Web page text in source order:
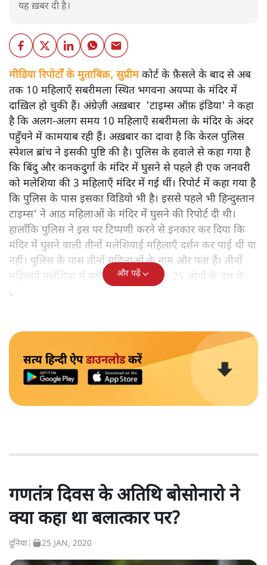
यह ख़बर दी है।
मीडिया रिपोर्टों के मुताबिक़, सुप्रीमकोर्ट के फ़ैसले के बाद से अब
तक 10 महिलाएँ सबरीमला स्थित भगवना अयप्पा के मंदिर में
दाख़िल हो चुकी हैं। अंग्रेज़ी अख़बार 'टाइम्स ऑफ़ इंडिया' ने कहा
है कि अलग-अलग समय 10 महिलाएँ सबरीमला के मंदिर के अंदर
पहुँचने में कामयाब रही हैं। अख़बार का दावा है कि केरल पुलिस
स्पेशल ब्रांच ने इसकी पुष्टि की है। पुलिस के हवाले से कहा गया है
कि बिंदु और कनकदुर्गा के मंदिर में घुसने से पहले ही एक जनवरी
को मलेशिया की 3 महिलाएँ मंदिर में गई थीं। रिपोर्ट में कहा गया है
कि पुलिस के पास इसका विडियो भी है। इससे पहले भी हिन्दुस्तान
टाइम्स' ने आठ महिलाओं के मंदिर में घुसने की रिपोर्ट दी थी।
हालाँकि पुलिस ने इस पर टिप्पणी करने से इनकार कर दिया कि
मंदिर में घुसने वाली तीनों मलेशियाई महिलाएँ दर्शन कर पाई थीं या
नहीं। पुलिस के पास तीनों महिलाओं के नाम और पता हैं। तीनों
महिलाएँ मलेशिया में बसे तमिल समुदाय के 25 लोगों के दल के
साथ यहाँ केरल में आई थीं।
और पढ़ें
सत्य हिन्दी ऐपडाउनलोडकरें
गणतंत्र दिवस के अतिथि बोसोनारो ने
क्या कहा था बलात्कार पर?
दुनिया 25 JAN, 2020